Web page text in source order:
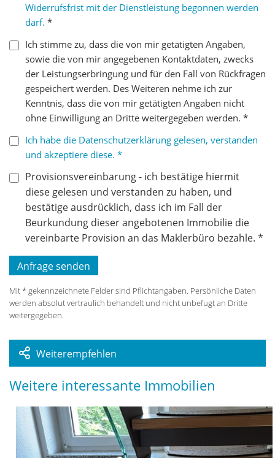
Widerrufsfrist mit der Dienstleistung begonnen werden
darf. *
Ich stimme zu, dass die von mir getätigten Angaben,
sowie die von mir angegebenen Kontaktdaten, zwecks
der Leistungserbringung und für den Fall von Rückfragen
gespeichert werden. Des Weiteren nehme ich zur
Kenntnis, dass die von mir getätigten Angaben nicht
ohne Einwilligung an Dritte weitergegeben werden. *
Ich habe die Datenschutzerklärung gelesen, verstanden
und akzeptiere diese. *
Provisionsvereinbarung - ich bestätige hiermit
diese gelesen und verstanden zu haben, und
bestätige ausdrücklich, dass ich im Fall der
Beurkundung dieser angebotenen Immobilie die
vereinbarte Provision an das Maklerbüro bezahle. *
Mit * gekennzeichnete Felder sind Pflichtangaben. Persönliche Daten
werden absolut vertraulich behandelt und nicht unbefugt an Dritte
weitergegeben.
Weiterempfehlen
Weitere interessante Immobilien